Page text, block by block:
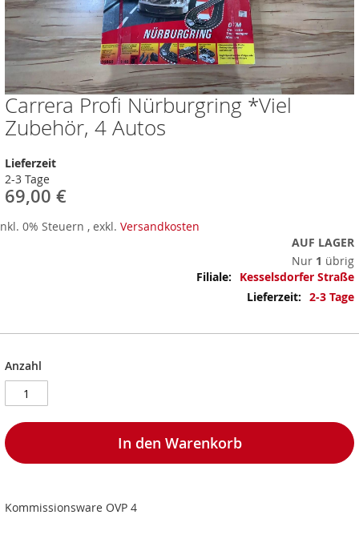
Carrera Profi Nürburgring *Viel
Zubehör, 4 Autos
Lieferzeit
2-3 Tage
69,00 €
0% Steuern , exkl. Versandkosten
AUF LAGER
Nur 1 übrig
Mehr
Informationen
Kesselsdorfer Straße
2-3 Tage
Anzahl
In den Warenkorb
Kommissionsware OVP 4
Zum
Anfang
der
springen